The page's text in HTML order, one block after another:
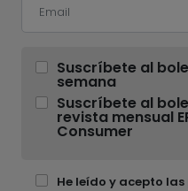
Suscríbete al
semana
Suscríbete al
revista mensual
Consumer
He leído y acepto las